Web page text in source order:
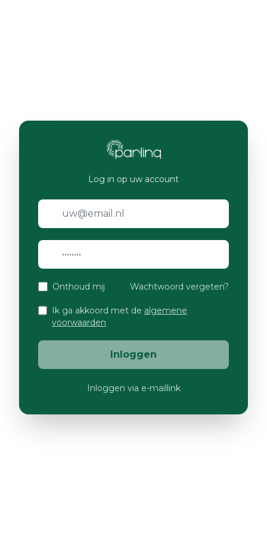
Log in op uw account
Onthoud mij Wachtwoord vergeten?
Ik ga akkoord met de algemene
voorwaarden
Inloggen
Inloggen via e-maillink